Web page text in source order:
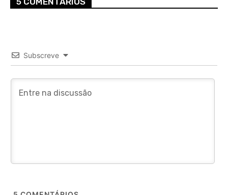
Subscreve